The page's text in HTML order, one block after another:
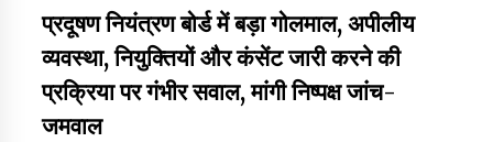
प्रदूषण नियंत्रण बोर्ड में बड़ा गोलमाल, अपीलीय
व्यवस्था, नियुक्तियों और कंसेंट जारी करने की
प्रक्रिया पर गंभीर सवाल, मांगी निष्पक्ष जांच-
जमवाल